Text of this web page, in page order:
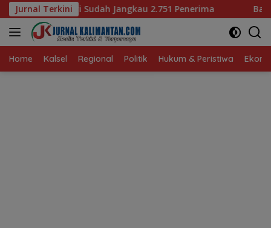
Langsung
ke
konten
Jurnal Terkini
2.751 Penerima Bagaimana KIP Hadapi
Home Kalsel Regional Politik Hukum & Peristiwa